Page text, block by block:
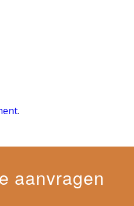
.
aanvragen